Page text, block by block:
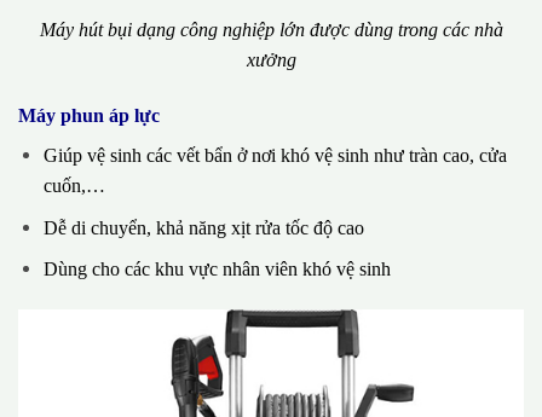
Máy hút bụi dạng công nghiệp lớn được dùng trong các nhà
xưởng
Máy phun áp lực
Giúp vệ sinh các vết bẩn ở nơi khó vệ sinh như tràn cao, cửa
cuốn,…
Dễ di chuyển, khả năng xịt rửa tốc độ cao
Dùng cho các khu vực nhân viên khó vệ sinh